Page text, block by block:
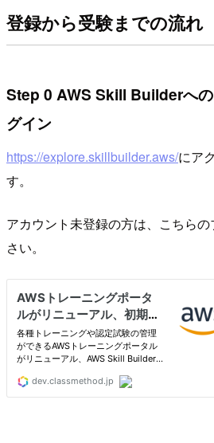
登録から受験までの流れ
Step 0 AWS Skill Builderへ
グイン
https://explore.skillbuilder.aws/にア
す。
アカウント未登録の方は、こちら
さい。